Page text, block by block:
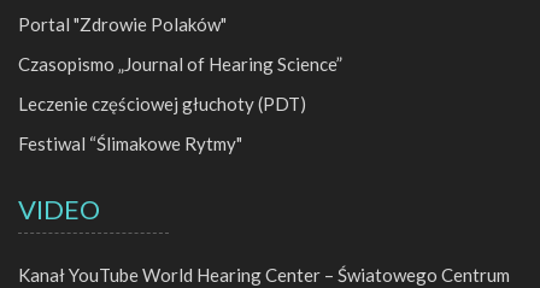
Portal "Zdrowie Polaków"
Czasopismo „Journal of Hearing Science”
Leczenie częściowej głuchoty (PDT)
Festiwal “Ślimakowe Rytmy"
VIDEO
Kanał YouTube World Hearing Center – Światowego Centrum